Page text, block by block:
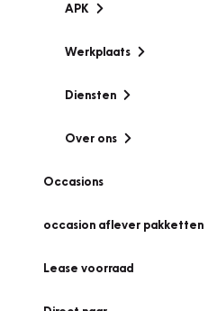
APK
Werkplaats
Diensten
Over ons
Occasions
occasion aflever pakketten
Lease voorraad